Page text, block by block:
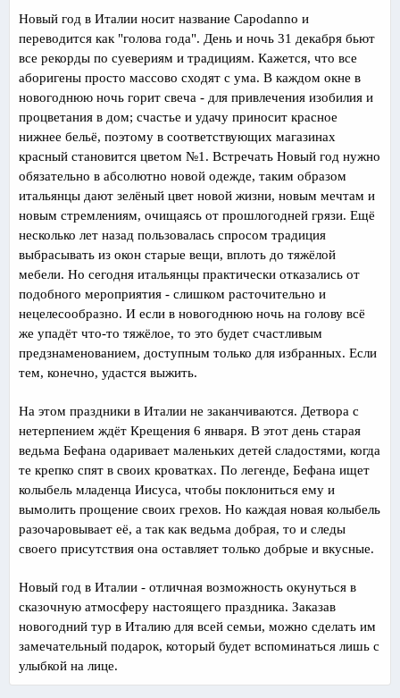
Новый год в Италии носит название Capodanno и
переводится как "голова года". День и ночь 31 декабря бьют
все рекорды по суевериям и традициям. Кажется, что все
аборигены просто массово сходят с ума. В каждом окне в
новогоднюю ночь горит свеча - для привлечения изобилия и
процветания в дом; счастье и удачу приносит красное
нижнее бельё, поэтому в соответствующих магазинах
красный становится цветом №1. Встречать Новый год нужно
обязательно в абсолютно новой одежде, таким образом
итальянцы дают зелёный цвет новой жизни, новым мечтам и
новым стремлениям, очищаясь от прошлогодней грязи. Ещё
несколько лет назад пользовалась спросом традиция
выбрасывать из окон старые вещи, вплоть до тяжёлой
мебели. Но сегодня итальянцы практически отказались от
подобного мероприятия - слишком расточительно и
нецелесообразно. И если в новогоднюю ночь на голову всё
же упадёт что-то тяжёлое, то это будет счастливым
предзнаменованием, доступным только для избранных. Если
тем, конечно, удастся выжить.
На этом праздники в Италии не заканчиваются. Детвора с
нетерпением ждёт Крещения 6 января. В этот день старая
ведьма Бефана одаривает маленьких детей сладостями, когда
те крепко спят в своих кроватках. По легенде, Бефана ищет
колыбель младенца Иисуса, чтобы поклониться ему и
вымолить прощение своих грехов. Но каждая новая колыбель
разочаровывает её, а так как ведьма добрая, то и следы
своего присутствия она оставляет только добрые и вкусные.
Новый год в Италии - отличная возможность окунуться в
сказочную атмосферу настоящего праздника. Заказав
новогодний тур в Италию для всей семьи, можно сделать им
замечательный подарок, который будет вспоминаться лишь с
улыбкой на лице.